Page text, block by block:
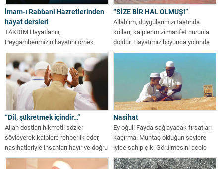
İmam-ı Rabbani Hazretlerinden
hayat dersleri
TAKDİM Hayatlarını,
Peygamberimizin hayatını örnek
alarak yaşayan ve bereketlendiren ve
bunun neticesinde ümmetin
seçkinleri arasında...
“SİZE BİR HAL OLMUŞ!”
Allah’ım, duygularımızı taatında
kullan, kalplerimizi marifet nurunla
doldur. Hayatımız boyunca yolunda
kalmak için bizlere başarı...
“Dil, şükretmek içindir…”
Allah dostları hikmetli sözler
söyleyerek kalblere rehberlik eder,
nasihatleriyle insanları hayır ve doğru
olana yönlendirirler....
Nasihat
Ey oğul! Fayda sağlayacak fırsatları
kaçırma. Muhtaç olduğun şeylere
iyice sahip çık. Görülmesini acele
ettiğin...